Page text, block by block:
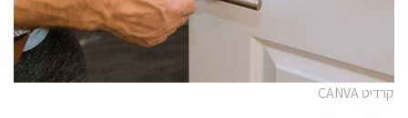
קרדיט CANVA